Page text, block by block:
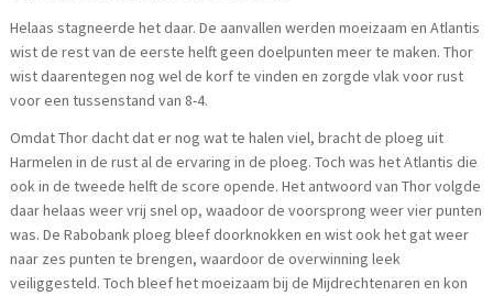
Helaas stagneerde het daar. De aanvallen werden moeizaam en Atlantis
wist de rest van de eerste helft geen doelpunten meer te maken. Thor
wist daarentegen nog wel de korf te vinden en zorgde vlak voor rust
voor een tussenstand van 8-4.
Omdat Thor dacht dat er nog wat te halen viel, bracht de ploeg uit
Harmelen in de rust al de ervaring in de ploeg. Toch was het Atlantis die
ook in de tweede helft de score opende. Het antwoord van Thor volgde
daar helaas weer vrij snel op, waadoor de voorsprong weer vier punten
was. De Rabobank ploeg bleef doorknokken en wist ook het gat weer
naar zes punten te brengen, waardoor de overwinning leek
veiliggesteld. Toch bleef het moeizaam bij de Mijdrechtenaren en kon